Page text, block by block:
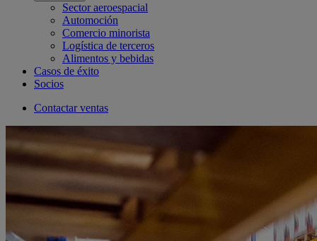
Sector aeroespacial
Automoción
Comercio minorista
Logística de terceros
Alimentos y bebidas
Casos de éxito
Socios
Contactar ventas